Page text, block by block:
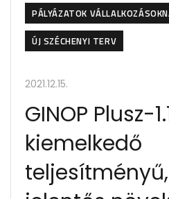
PÁLYÁZATOK
ÚJ SZÉCHENYI TERV
2021.12.15.
GINOP Plusz-
kiemelkedő